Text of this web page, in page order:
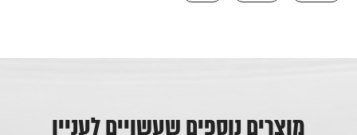
מוצרים נוספים שעשויים לעניין